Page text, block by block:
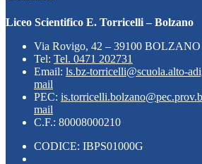
Liceo Scientifico E. Torricelli – Bolzano
Via Rovigo, 42 – 39100 BOLZANO
Tel: Tel. 0471 202731
Email: ls.bz-torricelli@scuola.alto-
mail
PEC:
mail
C.F.: 80008000210
CODICE: IBPS01000G